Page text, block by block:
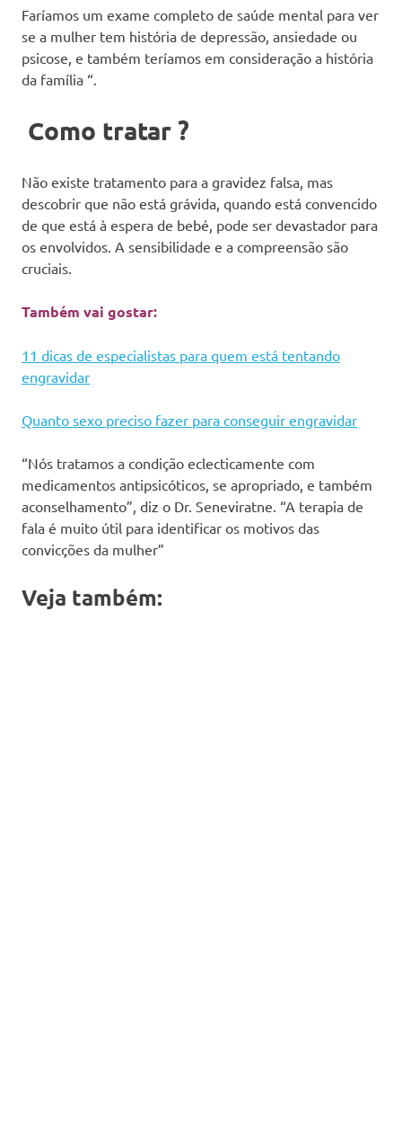
Faríamos um exame completo de saúde mental para ver
se a mulher tem história de depressão, ansiedade ou
psicose, e também teríamos em consideração a história
da família “.
Como tratar ?
Não existe tratamento para a gravidez falsa, mas
descobrir que não está grávida, quando está convencido
de que está à espera de bebé, pode ser devastador para
os envolvidos. A sensibilidade e a compreensão são
cruciais.
Também vai gostar:
11 dicas de especialistas para quem está tentando
engravidar
Quanto sexo preciso fazer para conseguir engravidar
“Nós tratamos a condição eclecticamente com
medicamentos antipsicóticos, se apropriado, e também
aconselhamento”, diz o Dr. Seneviratne. “A terapia de
fala é muito útil para identificar os motivos das
convicções da mulher”
Veja também: